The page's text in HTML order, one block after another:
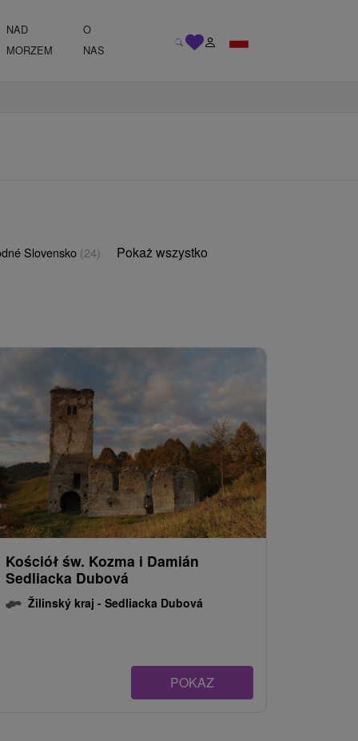
NAD
MORZEM
O
NAS
Slovensko (24) Pokaż wszystko
Kościół św. Kozma i Damián
Sedliacka Dubová
Žilinský kraj - Sedliacka Dubová
POKAZ